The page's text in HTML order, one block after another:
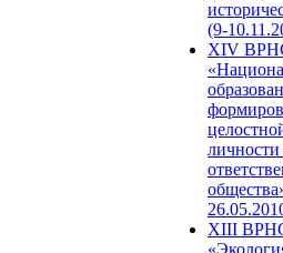
(9-
XIV
XIII